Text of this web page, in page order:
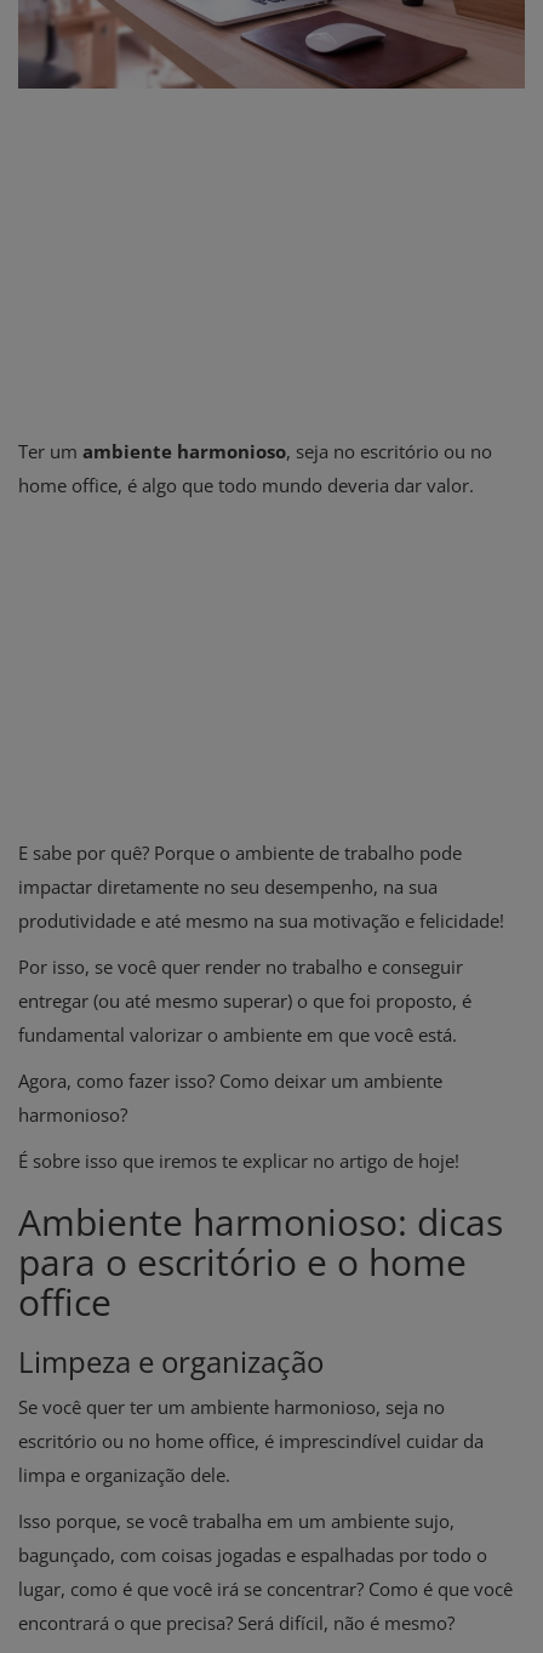
Ter um ambiente harmonioso, seja no escritório ou no
home office, é algo que todo mundo deveria dar valor.
E sabe por quê? Porque o ambiente de trabalho pode
impactar diretamente no seu desempenho, na sua
produtividade e até mesmo na sua motivação e felicidade!
Por isso, se você quer render no trabalho e conseguir
entregar (ou até mesmo superar) o que foi proposto, é
fundamental valorizar o ambiente em que você está.
Agora, como fazer isso? Como deixar um ambiente
harmonioso?
É sobre isso que iremos te explicar no artigo de hoje!
Ambiente harmonioso: dicas
para o escritório e o home
office
Limpeza e organização
Se você quer ter um ambiente harmonioso, seja no
escritório ou no home office, é imprescindível cuidar da
limpa e organização dele.
Isso porque, se você trabalha em um ambiente sujo,
bagunçado, com coisas jogadas e espalhadas por todo o
lugar, como é que você irá se concentrar? Como é que você
encontrará o que precisa? Será difícil, não é mesmo?